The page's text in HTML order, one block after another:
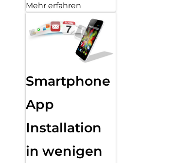
Mehr erfahren
Smartphone
App
Installation
in wenigen